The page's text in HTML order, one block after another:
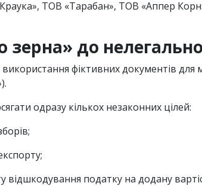
ТОВ «Тарабан», ТОВ «Аппер
зерна» до
використання фіктивних документів
одразу кількох незаконних цілей:
податку на додану